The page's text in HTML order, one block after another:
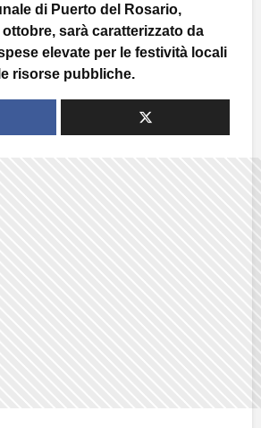
di Puerto del Rosario,
sarà caratterizzato da
elevate per le festività locali
risorse pubbliche.